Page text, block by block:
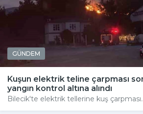
GÜNDEM
Kuşun elektrik teline çarpması
yangın kontrol altına alındı
Bilecik'te elektrik tellerine kuş